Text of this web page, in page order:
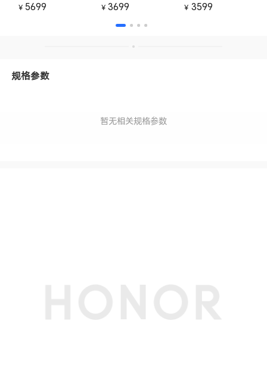
￥ 5699 ￥ 3699 ￥ 3599
规格参数
暂无相关规格参数